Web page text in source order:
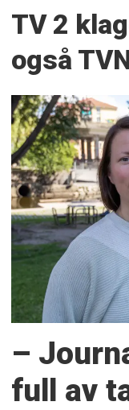
TV 2
også
–
full av